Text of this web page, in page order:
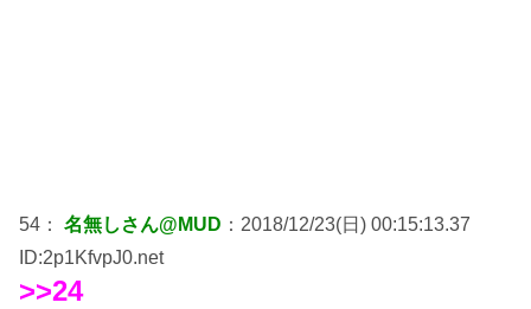
54： 名無しさん@MUD ：2018/12/23(日) 00:15:13.37
ID:2p1KfvpJ0.net
>>24